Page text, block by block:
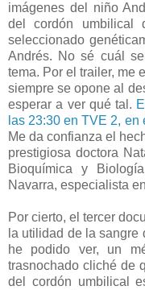
imágenes del niño
del cordón umbilical
seleccionado
Andrés. No sé cuál
tema. Por el trailer, me
siempre se opone al
esperar a ver qué tal.
las 23:30 en TVE 2,
Me da confianza el
prestigiosa doctora
Bioquímica y
Navarra, especialista
Por cierto, el tercer
la utilidad de la
he podido ver, un
trasnochado cliché de
del cordón umbilical